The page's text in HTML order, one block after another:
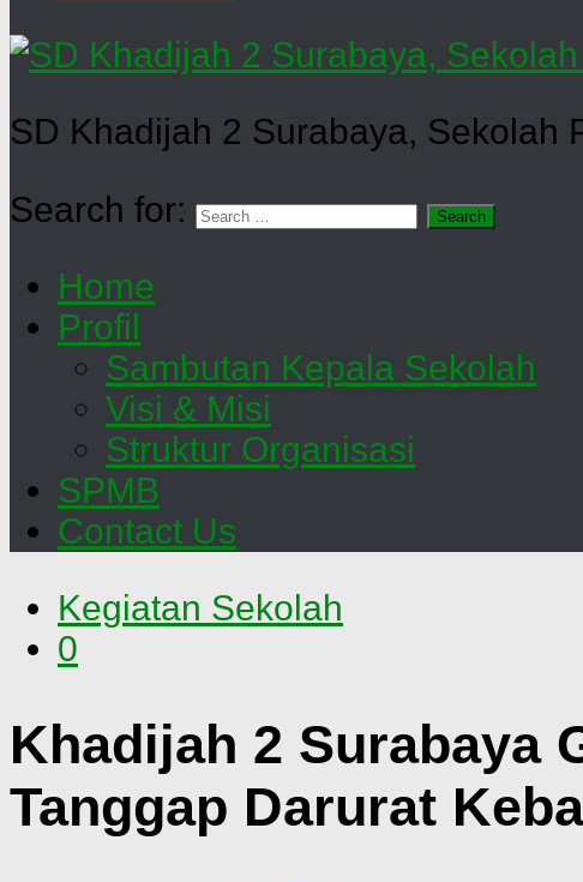
SD Khadijah 2 Surabaya, Sekolah
Search for:
Home
Profil
Sambutan Kepala Sekolah
Visi & Misi
Struktur Organisasi
SPMB
Contact Us
Kegiatan Sekolah
0
Khadijah 2 Surabaya
Tanggap Darurat